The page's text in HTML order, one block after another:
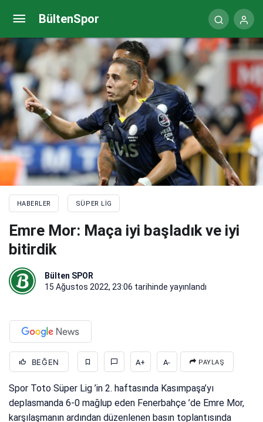
BültenSpor
HABERLER SÜPER LIG
Emre Mor: Maça iyi başladık ve iyi
bitirdik
Bülten SPOR
15 Ağustos 2022, 23:06 tarihinde yayınlandı
BEĞEN A+ A- PAYLAŞ
Spor Toto Süper Lig ’in 2. haftasında Kasımpaşa’yı
deplasmanda 6-0 mağlup eden Fenerbahçe ’de Emre Mor,
karşılaşmanın ardından düzenlenen basın toplantısında
Jorge Jesus’tan Cristiano Ronaldo açıklaması:
Fenerbahçe’ye gelmeyeceğini söyleyebilirim